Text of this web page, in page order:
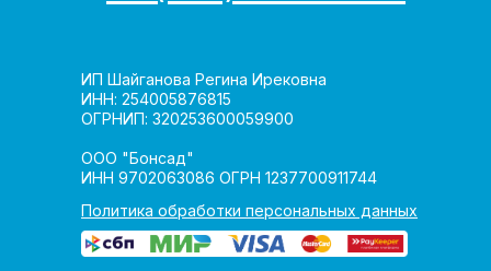
Политика обработки персональных данных
ИП Шайганова Регина Ирековна
ИНН: 254005876815
ОГРНИП: 320253600059900
ООО "Бонсад"
ИНН 9702063086 ОГРН 1237700911744